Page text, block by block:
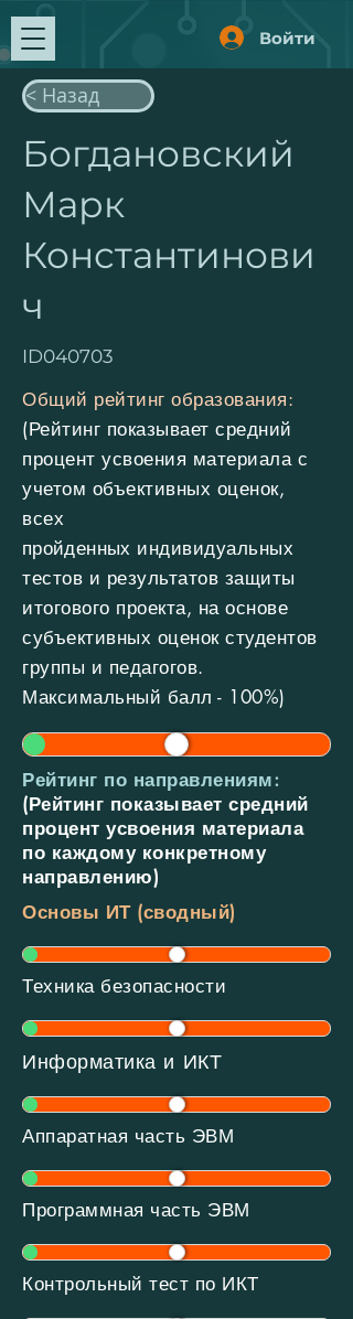
Войти
< Назад
Богдановский
Марк
Константинови
ч
ID040703
Общий рейтинг образования:
(Рейтинг показывает средний
процент усвоения материала с
учетом объективных оценок,
всех
пройденных индивидуальных
тестов и результатов защиты
итогового проекта, на основе
субъективных оценок студентов
группы и педагогов.
Максимальный балл - 100%)
Рейтинг по направлениям:
(Рейтинг показывает средний
процент усвоения материала
по каждому конкретному
направлению)
Основы ИТ (сводный)
Техника безопасности
Информатика и ИКТ
Аппаратная часть ЭВМ
Программная часть ЭВМ
Контрольный тест по ИКТ